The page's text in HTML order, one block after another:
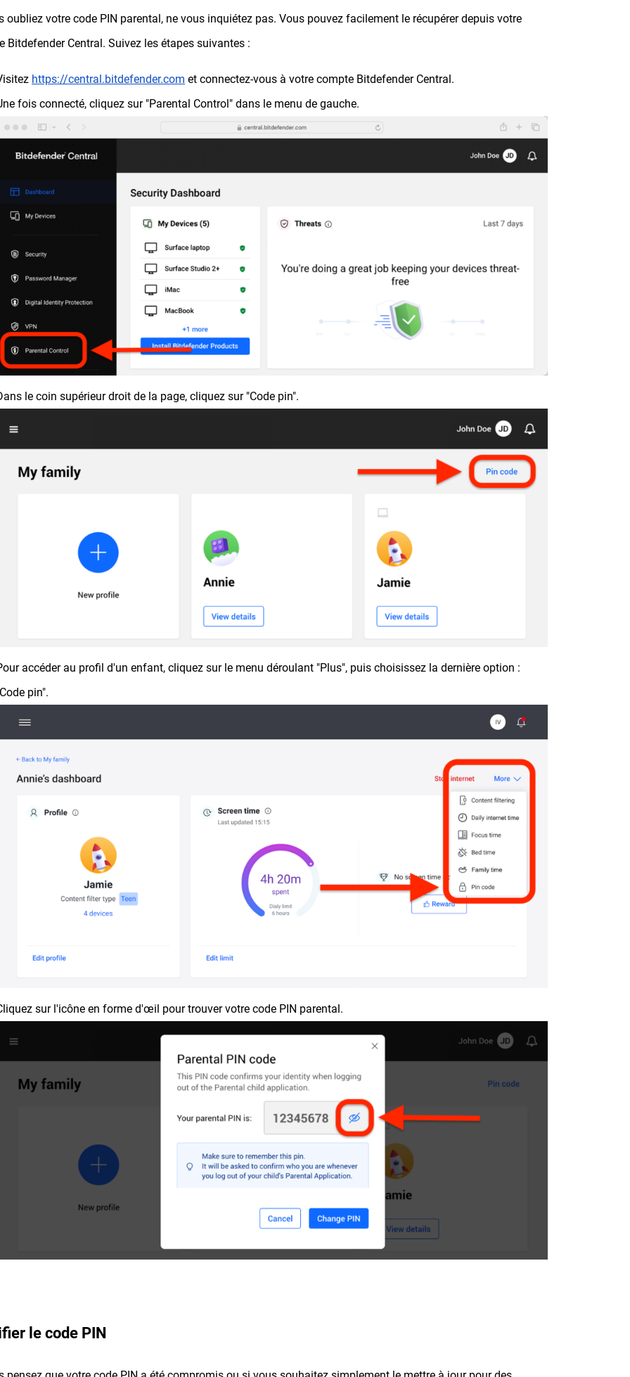
oubliez votre code PIN parental, ne vous inquiétez pas. Vous pouvez facilement le récupérer depuis votre
Bitdefender Central. Suivez les étapes suivantes :
https://central.bitdefender.com et connectez-vous à votre compte Bitdefender Central.
fois connecté, cliquez sur "Parental Control" dans le menu de gauche.
le coin supérieur droit de la page, cliquez sur "Code pin".
accéder au profil d'un enfant, cliquez sur le menu déroulant "Plus", puis choisissez la dernière option :
pin".
sur l'icône en forme d'œil pour trouver votre code PIN parental.
le code PIN